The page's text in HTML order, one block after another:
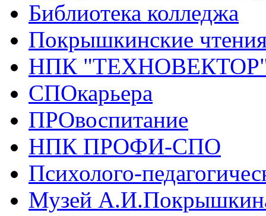
Библиотека колледжа
Покрышкинские
НПК
СПОкарьера
ПРОвоспитание
НПК ПРОФИ-СПО
Психолого-
Музей